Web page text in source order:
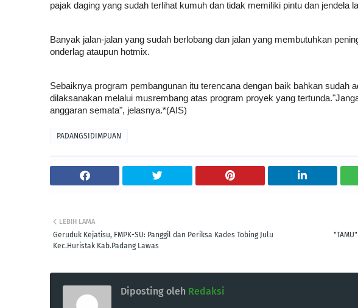
pajak daging yang sudah terlihat kumuh dan tidak memiliki pintu dan jendela
Banyak jalan-jalan yang sudah berlobang dan jalan yang membutuhkan
onderlag ataupun hotmix.
Sebaiknya program pembangunan itu terencana dengan baik bahkan sudah
dilaksanakan melalui musrembang atas program proyek yang
anggaran semata", jelasnya.*(AIS)
PADANGSIDIMPUAN
LEBIH LAMA
Geruduk Kejatisu, FMPK-SU: Panggil dan Periksa Kades Tobing Julu
Kec.Huristak Kab.Padang Lawas
Diposting oleh Redaksi